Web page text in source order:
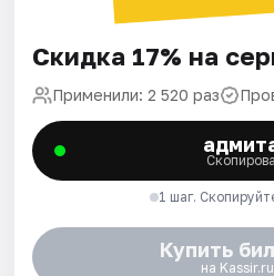
Скидка 17% на
Применили: 2 520 раз
1 шаг.
Купить
на Kassir.ru